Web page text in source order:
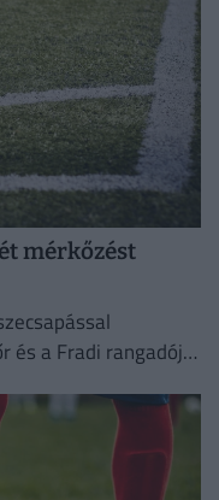
mérkőzést
és a Fradi rangadója